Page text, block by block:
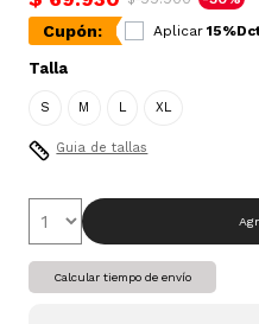
Cupón: Aplicar
Talla
S M L XL
Guia de tallas
Calcular tiempo de envío